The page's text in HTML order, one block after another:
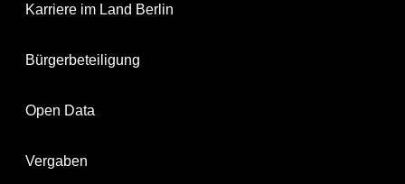
Karriere im Land Berlin
Bürgerbeteiligung
Open Data
Vergaben